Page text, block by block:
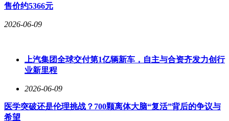
售价约5366元
2026-06-09
上汽集团全球交付第1亿辆新车，自主与合资齐发力创行
业新里程
2026-06-09
医学突破还是伦理挑战？700颗离体大脑“复活”背后的争议与
希望